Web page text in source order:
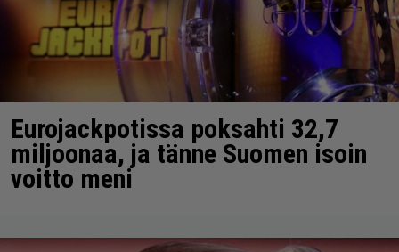
Eurojackpotissa poksahti 32,7
miljoonaa, ja tänne Suomen isoin
voitto meni